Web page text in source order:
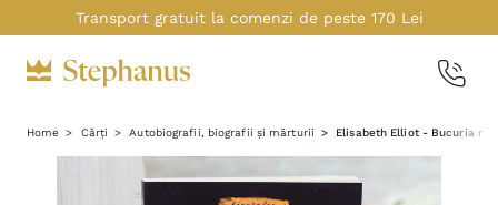
Transport gratuit la comenzi de peste 170 Lei
Home Cărți Autobiografii, biografii și mărturii Elisabeth Elliot - Bucuria